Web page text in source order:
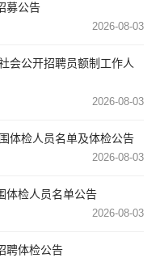
募公告
2026-08-03
会公开招聘员额制工作人
2026-08-03
体检人员名单及体检公告
2026-08-03
体检人员名单公告
2026-08-03
聘体检公告